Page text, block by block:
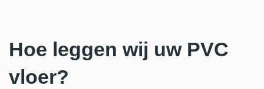
Hoe leggen wij uw PVC
vloer?